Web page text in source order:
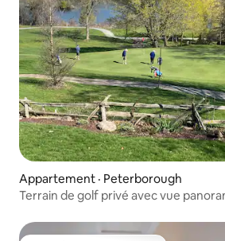
Appartement · Peterborough
Terrain de golf privé avec vue